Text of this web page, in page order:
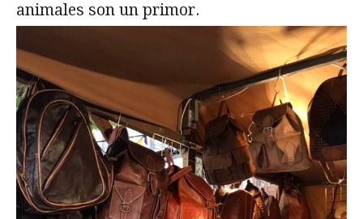
animales son un primor.